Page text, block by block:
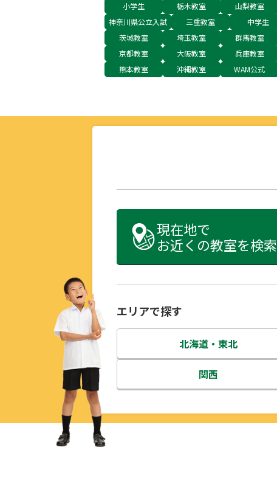
小学生
栃木教室 山梨教室
神奈川県公立入試
三重教室 中学生
茨城教室
埼玉教室 群馬教室
京都教室
大阪教室 兵庫教室
熊本教室
沖縄教室 WAM公式
現在地で
お近くの教室を検索
エリアで探す
北海道・東北
北海道
関西